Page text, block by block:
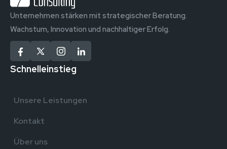
Unternehmen stärken mit strategischer Beratung.
Wachstum, Innovation und nachhaltiger Erfolg.
Schnelleinstieg
Unsere Leistungen
Kontakt
Über uns